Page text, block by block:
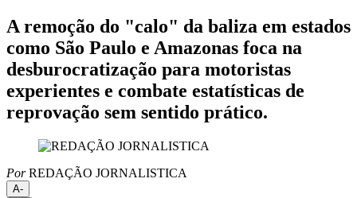
A remoção do "calo" da baliza em estados
como São Paulo e Amazonas foca na
desburocratização para motoristas
experientes e combate estatísticas de
reprovação sem sentido prático.
PorREDAÇÃO JORNALISTICA
A-